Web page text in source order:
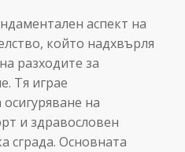
аспект на
който надхвърля
разходите за
Тя играе
на
и здравословен
сграда. Основната